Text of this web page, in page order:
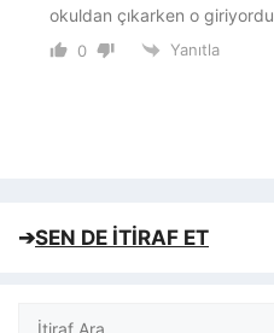
okuldan çıkarken o giriyordu
0 Yanıtla
➔SEN DE İTİRAF ET
Ara